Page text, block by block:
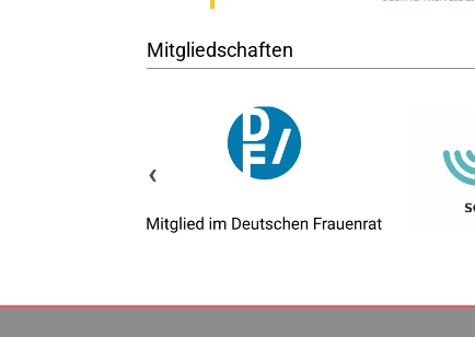
Mitgliedschaften
‹